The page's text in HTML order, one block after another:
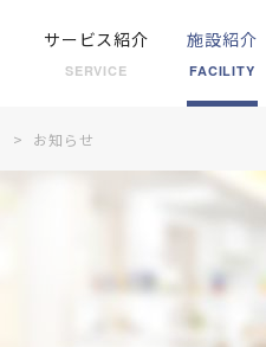
サービス紹介
SERVICE
施設紹介
FACILITY
お知らせ